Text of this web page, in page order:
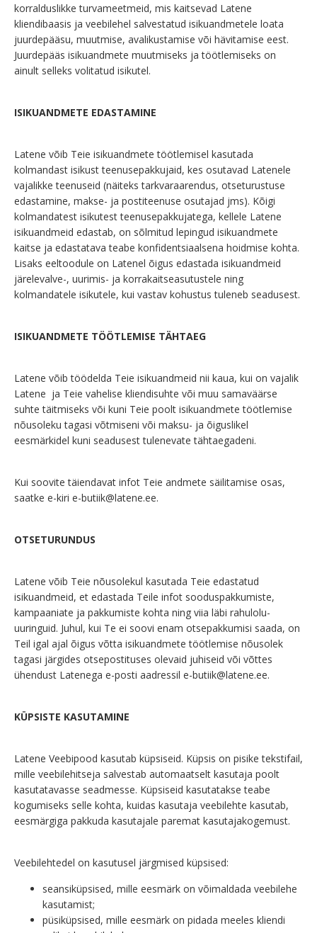
korralduslikke turvameetmeid, mis kaitsevad Latene
kliendibaasis ja veebilehel salvestatud isikuandmetele loata
juurdepääsu, muutmise, avalikustamise või hävitamise eest.
Juurdepääs isikuandmete muutmiseks ja töötlemiseks on
ainult selleks volitatud isikutel.
ISIKUANDMETE EDASTAMINE
Latene võib Teie isikuandmete töötlemisel kasutada
kolmandast isikust teenusepakkujaid, kes osutavad Latenele
vajalikke teenuseid (näiteks tarkvaraarendus, otseturustuse
edastamine, makse- ja postiteenuse osutajad jms). Kõigi
kolmandatest isikutest teenusepakkujatega, kellele Latene
isikuandmeid edastab, on sõlmitud lepingud isikuandmete
kaitse ja edastatava teabe konfidentsiaalsena hoidmise kohta.
Lisaks eeltoodule on Latenel õigus edastada isikuandmeid
järelevalve-, uurimis- ja korrakaitseasutustele ning
kolmandatele isikutele, kui vastav kohustus tuleneb seadusest.
ISIKUANDMETE TÖÖTLEMISE TÄHTAEG
Latene võib töödelda Teie isikuandmeid nii kaua, kui on vajalik
Latene ja Teie vahelise kliendisuhte või muu samaväärse
suhte täitmiseks või kuni Teie poolt isikuandmete töötlemise
nõusoleku tagasi võtmiseni või maksu- ja õiguslikel
eesmärkidel kuni seadusest tulenevate tähtaegadeni.
Kui soovite täiendavat infot Teie andmete säilitamise osas,
saatke e-kiri e-butiik@latene.ee.
OTSETURUNDUS
Latene võib Teie nõusolekul kasutada Teie edastatud
isikuandmeid, et edastada Teile infot sooduspakkumiste,
kampaaniate ja pakkumiste kohta ning viia läbi rahulolu-
uuringuid. Juhul, kui Te ei soovi enam otsepakkumisi saada, on
Teil igal ajal õigus võtta isikuandmete töötlemise nõusolek
tagasi järgides otsepostituses olevaid juhiseid või võttes
ühendust Latenega e-posti aadressil e-butiik@latene.ee.
KÜPSISTE KASUTAMINE
Latene Veebipood kasutab küpsiseid. Küpsis on pisike tekstifail,
mille veebilehitseja salvestab automaatselt kasutaja poolt
kasutatavasse seadmesse. Küpsiseid kasutatakse teabe
kogumiseks selle kohta, kuidas kasutaja veebilehte kasutab,
eesmärgiga pakkuda kasutajale paremat kasutajakogemust.
Veebilehtedel on kasutusel järgmised küpsised:
seansiküpsised, mille eesmärk on võimaldada veebilehe
kasutamist;
püsiküpsised, mille eesmärk on pidada meeles kliendi